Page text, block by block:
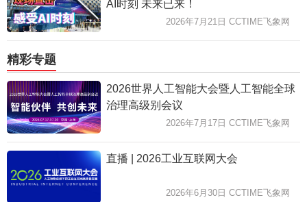
AI时刻 未来已来！
2026年7月21日 CCTIME飞象网
精彩专题
2026世界人工智能大会暨人工智能全球
治理高级别会议
2026年7月17日 CCTIME飞象网
直播 | 2026工业互联网大会
2026年6月30日 CCTIME飞象网